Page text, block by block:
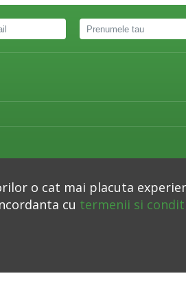
–
o cat mai placuta
cu termenii si